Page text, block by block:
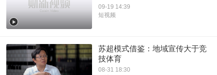
09-19 14:39
短视频
苏超模式借鉴：地域宣传大于竞
技体育
08-31 18:30